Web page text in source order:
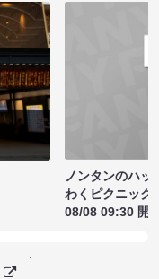
ノンタンのハッ
わくピクニック
08/08 09:30 開